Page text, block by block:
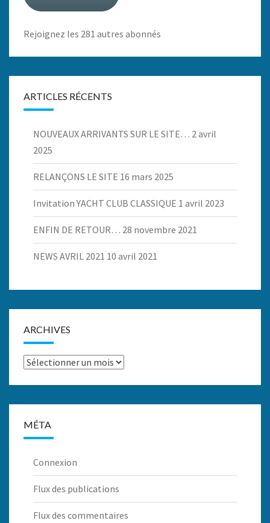
Rejoignez les 281 autres abonnés
ARTICLES RÉCENTS
NOUVEAUX ARRIVANTS SUR LE SITE… 2 avril
2025
RELANÇONS LE SITE 16 mars 2025
Invitation YACHT CLUB CLASSIQUE 1 avril 2023
ENFIN DE RETOUR… 28 novembre 2021
NEWS AVRIL 2021 10 avril 2021
ARCHIVES
Archives
MÉTA
Connexion
Flux des publications
Flux des commentaires